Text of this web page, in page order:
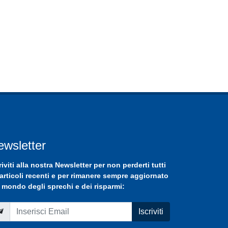
alla nostra Newsletterper non perderti tutti
recenti e per rimanere sempre aggiornato
degli sprechi e dei risparmi:
Iscriviti